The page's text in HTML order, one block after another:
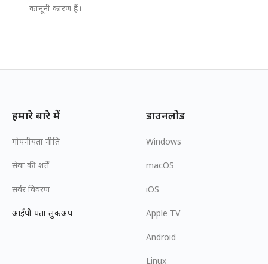
कानूनी कारण हैं।
हमारे बारे में
गोपनीयता नीति
सेवा की शर्तें
सर्वर विवरण
आईपी पता लुकअप
डाउनलोड
Windows
macOS
iOS
Apple TV
Android
Linux